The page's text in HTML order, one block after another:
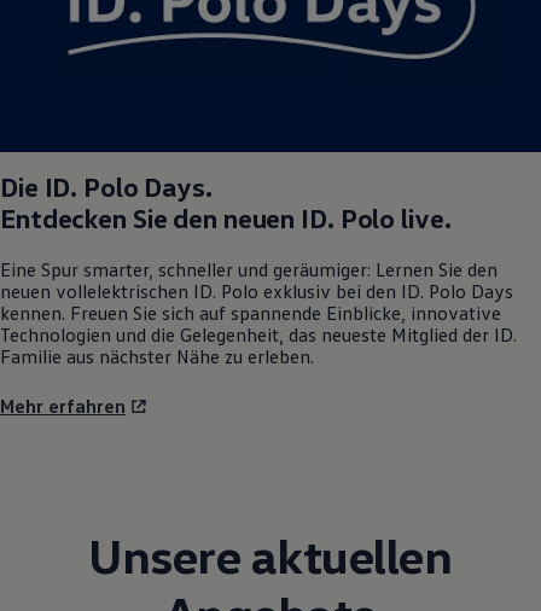
Die ID. Polo Days.
Entdecken Sie den neuen ID. Polo live.
Eine Spur smarter, schneller und geräumiger: Lernen Sie den
neuen vollelektrischen ID. Polo exklusiv bei den ID. Polo Days
kennen. Freuen Sie sich auf spannende Einblicke, innovative
Technologien und die Gelegenheit, das neueste Mitglied der ID.
Familie aus nächster Nähe zu erleben.
Mehr erfahren
Unsere aktuellen